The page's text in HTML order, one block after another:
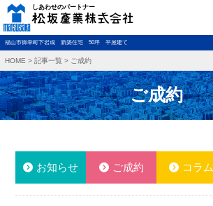
福山市御幸町下岩成 新築住宅 50坪 平屋建て
HOME > 記事一覧 > ご成約
ご成約
お知らせ ご成約 コラム